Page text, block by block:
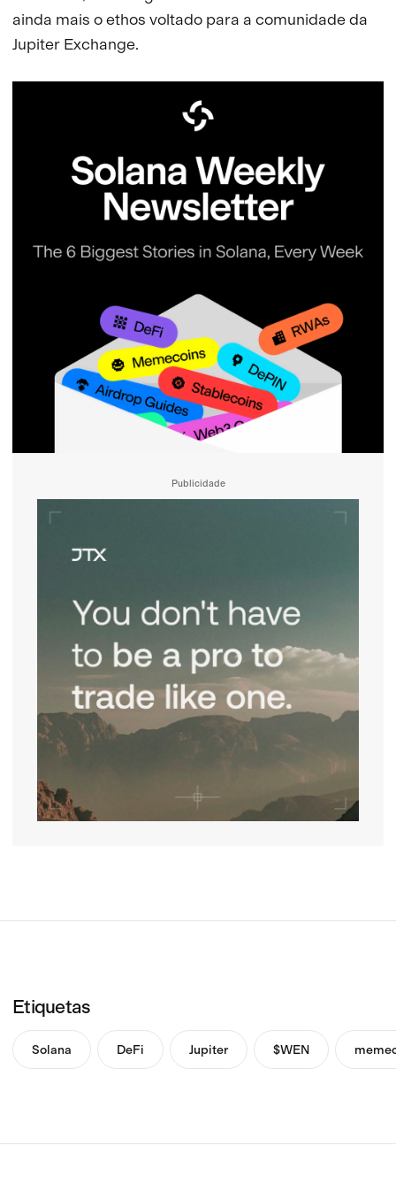
ainda mais o ethos voltado para a comunidade da
Jupiter Exchange.
Publicidade
Etiquetas
Solana DeFi Jupiter $WEN